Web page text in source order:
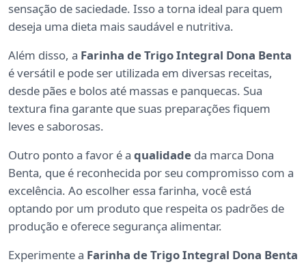
sensação de saciedade. Isso a torna ideal para quem
deseja uma dieta mais saudável e nutritiva.
Além disso, a Farinha de Trigo Integral Dona Benta
é versátil e pode ser utilizada em diversas receitas,
desde pães e bolos até massas e panquecas. Sua
textura fina garante que suas preparações fiquem
leves e saborosas.
Outro ponto a favor é a qualidade da marca Dona
Benta, que é reconhecida por seu compromisso com a
excelência. Ao escolher essa farinha, você está
optando por um produto que respeita os padrões de
produção e oferece segurança alimentar.
Experimente a Farinha de Trigo Integral Dona Benta